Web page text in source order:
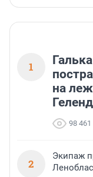
1
на
98 461
2
Экипаж